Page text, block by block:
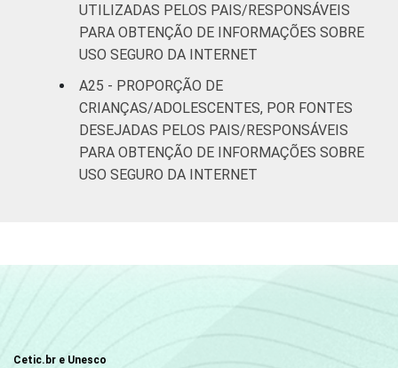
UTILIZADAS PELOS PAIS/RESPONSÁVEIS
PARA OBTENÇÃO DE INFORMAÇÕES SOBRE
USO SEGURO DA INTERNET
A25 - PROPORÇÃO DE
CRIANÇAS/ADOLESCENTES, POR FONTES
DESEJADAS PELOS PAIS/RESPONSÁVEIS
PARA OBTENÇÃO DE INFORMAÇÕES SOBRE
USO SEGURO DA INTERNET
Cetic.br e Unesco